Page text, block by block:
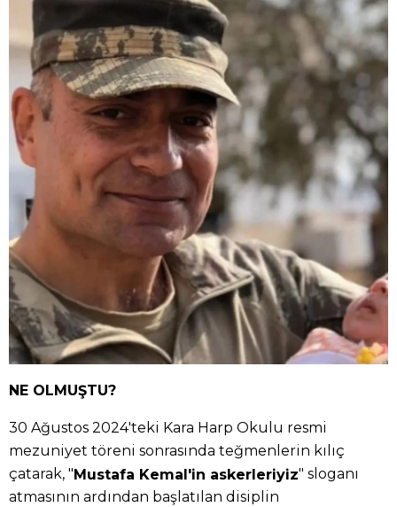
NE OLMUŞTU?
30 Ağustos 2024'teki Kara Harp Okulu resmi
mezuniyet töreni sonrasında teğmenlerin kılıç
çatarak, "Mustafa Kemal'in askerleriyiz" sloganı
atmasının ardından başlatılan disiplin